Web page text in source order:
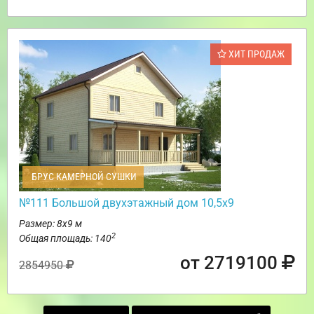
ХИТ ПРОДАЖ
БРУС КАМЕРНОЙ СУШКИ
№111 Большой двухэтажный дом 10,5х9
Размер: 8х9 м
Общая площадь: 1402
2854950 от 2719100